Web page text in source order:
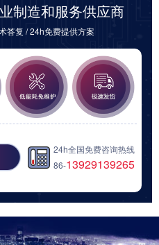
制造和服务供应商
答复 / 24h免费提供方案
24h全国免费咨询热线
86-13929139265